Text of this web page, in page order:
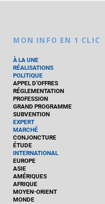
MON INFO EN 1 CLIC
À LA UNE
RÉALISATIONS
POLITIQUE
APPEL D’OFFRES
RÉGLEMENTATION
PROFESSION
GRAND PROGRAMME
SUBVENTION
EXPERT
MARCHÉ
CONJONCTURE
ÉTUDE
INTERNATIONAL
EUROPE
ASIE
AMÉRIQUES
AFRIQUE
MOYEN-ORIENT
MONDE